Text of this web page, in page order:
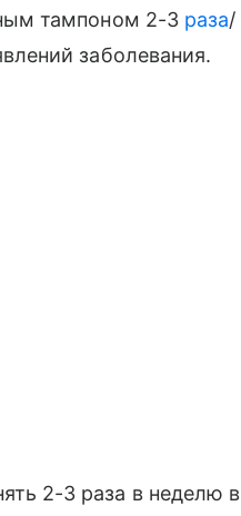
тампоном 2-3 раза/
заболевания.
2-3 раза в неделю в